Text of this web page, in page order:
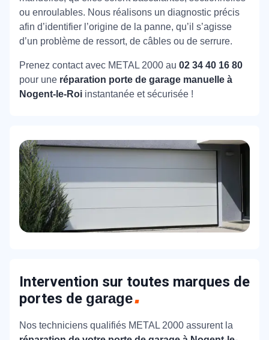
ou enroulables. Nous réalisons un diagnostic précis
afin d’identifier l’origine de la panne, qu’il s’agisse
d’un problème de ressort, de câbles ou de serrure.
Prenez contact avec METAL 2000 au 02 34 40 16 80
pour une réparation porte de garage manuelle à
Nogent-le-Roi instantanée et sécurisée !
Intervention sur toutes marques de
portes de garage
Nos techniciens qualifiés METAL 2000 assurent la